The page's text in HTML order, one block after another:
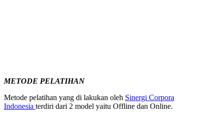
METODE PELATIHAN
Metode pelatihan yang di lakukan oleh Sinergi Corpora
Indonesia terdiri dari 2 model yaitu Offline dan Online.